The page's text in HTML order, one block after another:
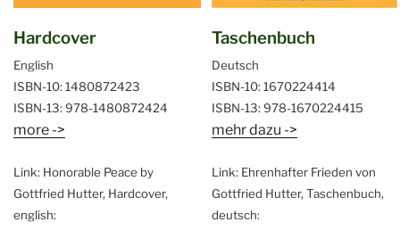
Hardcover
English
ISBN-10: 1480872423
ISBN-13: 978-1480872424
more ->
Link: Honorable Peace by
Gottfried Hutter, Hardcover,
english:
Taschenbuch
Deutsch
ISBN-10: 1670224414
ISBN-13: 978-1670224415
mehr dazu ->
Link: Ehrenhafter Frieden von
Gottfried Hutter, Taschenbuch,
deutsch: